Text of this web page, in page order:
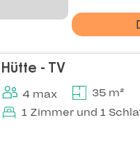
Hütte - TV
4 max
35 m²
1 Zimmer und 1